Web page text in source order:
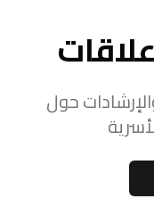
حول